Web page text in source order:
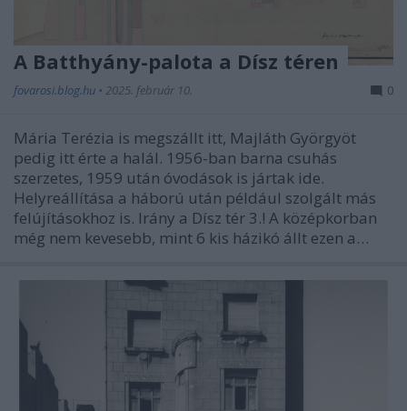
A Batthyány-palota a Dísz téren
fovarosi.blog.hu • 2025. február 10. 0
Mária Terézia is megszállt itt, Majláth Györgyöt
pedig itt érte a halál. 1956-ban barna csuhás
szerzetes, 1959 után óvodások is jártak ide.
Helyreállítása a háború után például szolgált más
felújításokhoz is. Irány a Dísz tér 3.! A középkorban
még nem kevesebb, mint 6 kis házikó állt ezen a…